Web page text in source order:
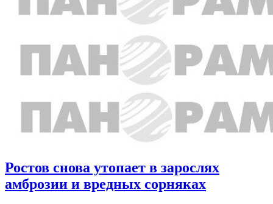
Ростов снова утопает в зарослях
амброзии и вредных сорняках